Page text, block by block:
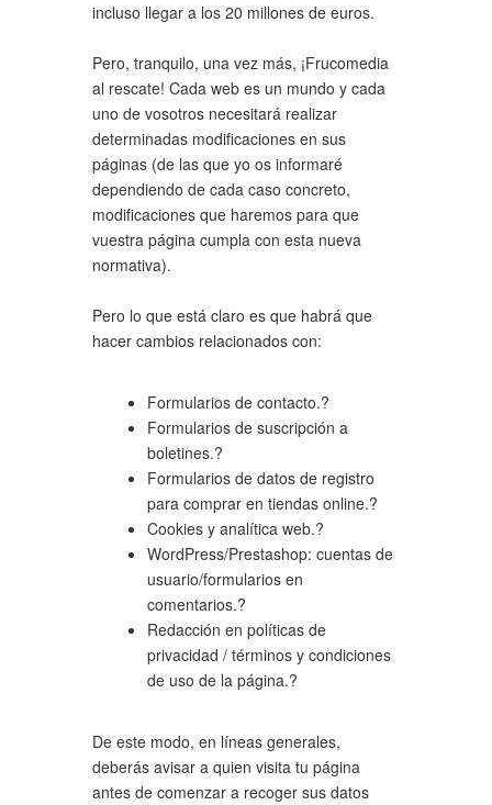
incluso llegar a los 20 millones de euros.
Pero, tranquilo, una vez más, ¡Frucomedia
al rescate! Cada web es un mundo y cada
uno de vosotros necesitará realizar
determinadas modificaciones en sus
páginas (de las que yo os informaré
dependiendo de cada caso concreto,
modificaciones que haremos para que
vuestra página cumpla con esta nueva
normativa).
Pero lo que está claro es que habrá que
hacer cambios relacionados con:
Formularios de contacto.?
Formularios de suscripción a
boletines.?
Formularios de datos de registro
para comprar en tiendas online.?
Cookies y analítica web.?
WordPress/Prestashop: cuentas de
usuario/formularios en
comentarios.?
Redacción en políticas de
privacidad / términos y condiciones
de uso de la página.?
De este modo, en líneas generales,
deberás avisar a quien visita tu página
antes de comenzar a recoger sus datos